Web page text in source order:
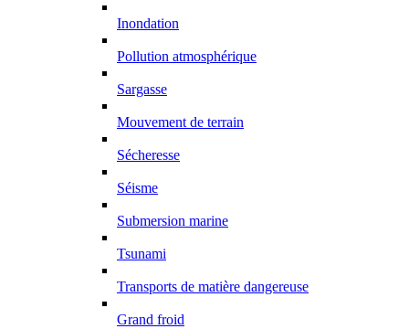
Inondation
Pollution atmosphérique
Sargasse
Mouvement de terrain
Sécheresse
Séisme
Submersion marine
Tsunami
Transports de matière dangereuse
Grand froid